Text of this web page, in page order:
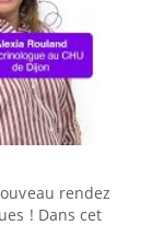
rendez-
! Dans cet
global
de vie au
Blugeon,